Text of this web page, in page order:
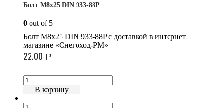
Болт М8х25 DIN 933-88P
0 out of 5
Болт М8х25 DIN 933-88P с доставкой в интернет
магазине «Снегоход-РМ»
22.00 Р
В корзину